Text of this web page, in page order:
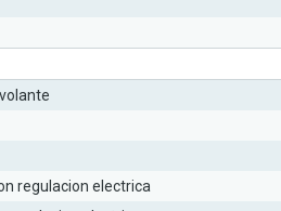
regulacion electrica